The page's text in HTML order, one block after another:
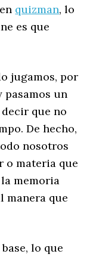
quizman, lo
es que
jugamos, por
pasamos un
que no
De hecho,
nosotros
o materia que
memoria
manera que
lo que